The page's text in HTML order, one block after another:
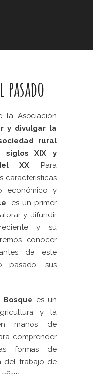
la Asociación
y divulgar la
rural
siglos XIX y
XX. Para
características
económico y
, es un primer
y difundir
y su
conocer
de este
pasado, sus
es un
y la
manos de
comprender
formas de
del trabajo de